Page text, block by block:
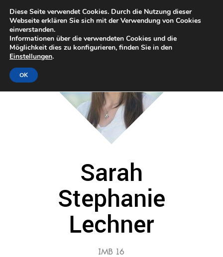
Sarah
Stephanie
Lechner
IMB 16
Diese Seite verwendet Cookies. Durch die Nutzung dieser
Webseite erklären Sie sich mit der Verwendung von Cookies
einverstanden.
Informationen über die verwendeten Cookies und die
Möglichkeit dies zu konfigurieren, finden Sie in den
Einstellungen.
OK